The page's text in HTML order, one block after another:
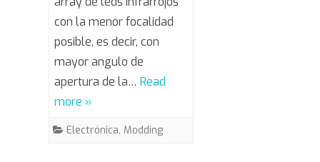
de
LED
con la menor focalidad
posible, es decir, con
mayor angulo de
apertura de la… Read
more »
Electrónica, Modding